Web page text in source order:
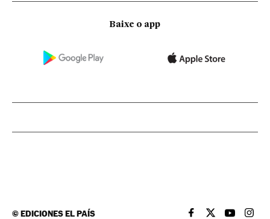
Baixe o app
©EDICIONES EL PAÍS EL PAÍS BRASIL EN
EL PAÍSEL PAÍS
EL